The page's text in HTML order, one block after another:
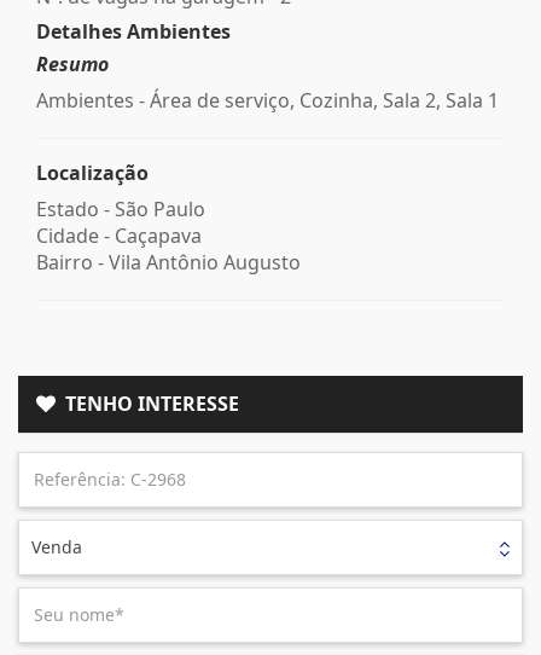
Detalhes Ambientes
Resumo
Ambientes - Área de serviço, Cozinha, Sala 2, Sala 1
Localização
Estado - São Paulo
Cidade - Caçapava
Bairro -Vila Antônio Augusto
TENHO INTERESSE
Venda